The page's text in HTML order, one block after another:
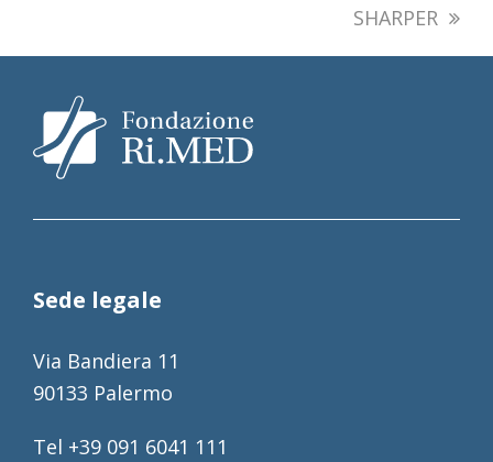
SHARPER
Sede legale
Via Bandiera 11
90133 Palermo
Tel +39 091 6041 111